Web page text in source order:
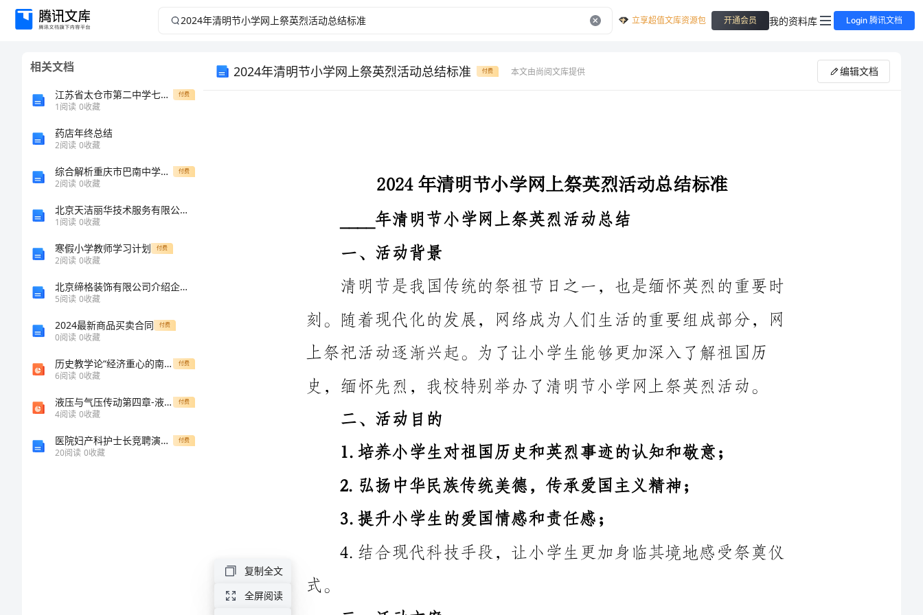
2024
立享超值文库资源包 开通会员 我的资料库 Login 腾讯文档
相关文档
江苏省太仓市第二中学七年级生物下册 10.1 水中的动物教案2 苏科版 付费
1阅读 0收藏
药店年终总结
2阅读 0收藏
综合解析重庆市巴南中学数学七年级上册期中综合测评章节训练试题（含详细解析） 付费
2阅读 0收藏
北京天洁丽华技术服务有限公司介绍企业发展分析报告
1阅读 0收藏
寒假小学教师学习计划 付费
2阅读 0收藏
北京缔格装饰有限公司介绍企业发展分析报告
5阅读 0收藏
2024最新商品买卖合同 付费
0阅读 0收藏
历史教学论“经济重心的南移”导入课 付费
6阅读 0收藏
液压与气压传动第四章-液压控制元件 付费
4阅读 0收藏
医院妇产科护士长竞聘演讲稿的撰写和演讲技巧分享 付费
20阅读 0收藏
2024年清明节小学网上祭英烈活动总结标准 付费 本文由尚阅文库提供 编辑文档
通过线上课堂，安排专门的课程，教育小学生了解祭奠仪式
____年清明节小学网上祭英烈活动总结
清明节是我国传统的祭祖节日之一，也是缅怀英烈的重要时
上祭祀活动逐渐兴起。为了让小学生能够更加深入了解祖国历
史，缅怀先烈，我校特别举办了清明节小学网上祭英烈活动。
1.培养小学生对祖国历史和英烈事迹的认知和敬意；
2.弘扬中华民族传统美德，传承爱国主义精神；
4.结合现代科技手段，让小学生更加身临其境地感受祭奠仪
三、活动方案
1.网上学习祭祀仪式
复制全文
全屏阅读